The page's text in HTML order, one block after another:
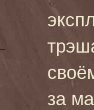
за